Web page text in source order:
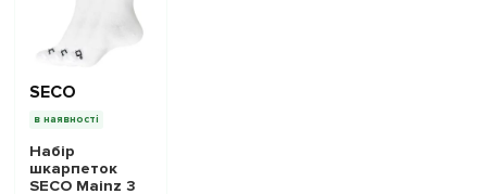
SECO
в наявності
Набір
шкарпеток
SECO Mainz 3